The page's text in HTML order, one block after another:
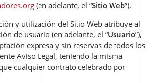
(en adelante, el “Sitio Web”).
y utilización del Sitio Web atribuye al
de usuario (en adelante, el “Usuario”),
expresa y sin reservas de todos los
Aviso Legal, teniendo la misma
cualquier contrato celebrado por